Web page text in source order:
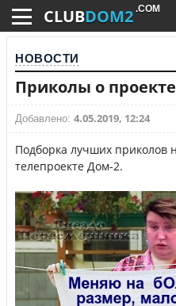
CLUBDOM2 .COM
НОВОСТИ
Приколы о
Добавлено: 4.05.2019, 12:24
Подборка лучших приколов
телепроекте Дом-2.